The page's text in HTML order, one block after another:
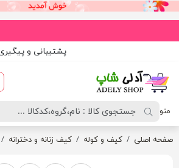
پشتیبانی و پیگیری سفارش
منو
صفحه اصلی کیف و کوله کیف زنانه و دخترانه